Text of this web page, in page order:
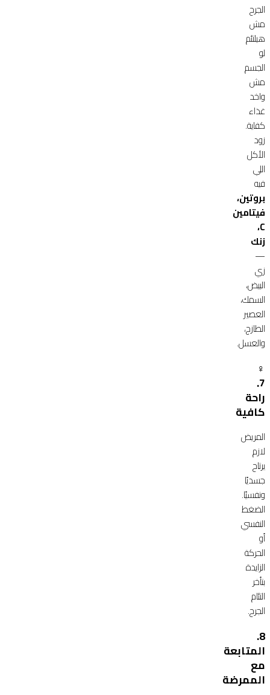
الجرح
مش
هيلتئم
لو
الجسم
مش
واخد
غذاء
كفاية.
زود
الأكل
اللي
فيه
بروتين،
فيتامين
C،
زنك
—
زي
البيض،
السمك،
العصير
الطازج،
والعسل.
‍♀️
7.
راحة
كافية
المريض
لازم
يرتاح
جسديًا
ونفسيًا.
الضغط
النفسي
أو
الحركة
الزايدة
بتأخر
التئام
الجرح.
8.
المتابعة
مع
الممرضة